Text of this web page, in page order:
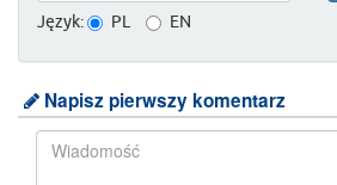
Język: PL EN
Napisz pierwszy komentarz